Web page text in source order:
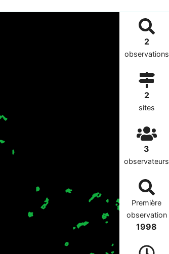
2
observations
2
sites
3
observateurs
Première
observation
1998